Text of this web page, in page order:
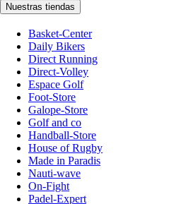
Nuestras tiendas
Basket-Center
Daily Bikers
Direct Running
Direct-Volley
Espace Golf
Foot-Store
Galope-Store
Golf and co
Handball-Store
House of Rugby
Made in Paradis
Nauti-wave
On-Fight
Padel-Expert